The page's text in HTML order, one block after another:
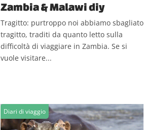
Zambia & Malawi diy
Tragitto: purtroppo noi abbiamo sbagliato
tragitto, traditi da quanto letto sulla
difficoltà di viaggiare in Zambia. Se si
vuole visitare...
Diari di viaggio